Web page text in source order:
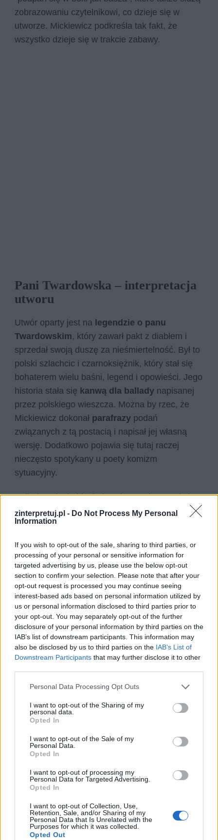
zinterpretuj.pl - Do Not Process My Personal
Information
If you wish to opt-out of the sale, sharing to third parties, or
processing of your personal or sensitive information for
targeted advertising by us, please use the below opt-out
section to confirm your selection. Please note that after your
opt-out request is processed you may continue seeing
interest-based ads based on personal information utilized by
us or personal information disclosed to third parties prior to
your opt-out. You may separately opt-out of the further
disclosure of your personal information by third parties on the
IAB’s list of downstream participants. This information may
also be disclosed by us to third parties on the IAB’s List of
Downstream Participants that may further disclose it to other
Personal Data Processing Opt Outs
I want to opt-out of the Sharing of my
personal data.
Opted In
I want to opt-out of the Sale of my
Personal Data.
Opted In
I want to opt-out of processing my
Personal Data for Targeted Advertising.
Opted In
I want to opt-out of Collection, Use,
Retention, Sale, and/or Sharing of my
Personal Data that Is Unrelated with the
Purposes for which it was collected.
Opted Out
zobrazowaniu czytelnikowi, co dzieje się w
utworze. Mickiewicz podkreśla tak fakt, że
wszystko dzieje się w trakcie zabawy.
Pani Twardowska – interpretacja
utworu
Utwór oparty jest na legendzie o panu
Twardowskim, który zawarł pakt z diabłem i
sprzedał swoją duszę za nieśmiertelność. Był to
polski szlachcic i czarnoksiężnik, który stał się
bohaterem wielu baśni, legend i opowieści. Jego
historia stała się kanwą dla ballady napisanej
przez polskiego wieszcza. Można by rzec, że
Mickiewicz dokonał parafrazy podań
związanych z tą postacią i napisał jej własną
wersję. Dodatkowo pojawia się tutaj raczej
nieczęsto spotykany u poety komizm
sytuacyjny.
Ballada opisuje biesiadę w karczmie, w trakcie
której pan Twardowski bawi się i obnaża w
ludziach nieciekawe aspekty ich charakteru – na
międzyczasie pojawia się tam diabeł –
Mefistofeles – który przyszedł po duszę
Twardowskiego, zgodnie z zawartym paktem.
Twardowski wymyśla więc coraz to nowe
zadania, które diabeł musi wykonać, by porwać
go do piekła, na przykład wykąpać się w wodzie
święconej.
Pani Twardowska to natomiast stworzona przez
Mickiewicza postać żony tego bohatera, która
nie pojawia się w innych podaniach. Jej
utworze. Okazuje się ona bowiem
najstraszniejszym wyzwaniem, któremu nie
podołał diabeł. Miał on bowiem spędzić z nią rok
jako swoją żoną, ale tego było dla niego już za
Pani Twardowska dokonała więc tego, czego nie
mogła zrobić woda święcona i w ten sposób
uratowała swojego męża przed skutkami paktu z
wysłannikiem piekła. Miało być to w zamierzeniu